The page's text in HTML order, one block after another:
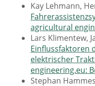
Kay Lehmann,
agricultural
Lars Klimentew,
Einflussfaktoren
elektrischer
engineering.eu:
Stephan